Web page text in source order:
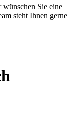
wünschen Sie eine
steht Ihnen gerne